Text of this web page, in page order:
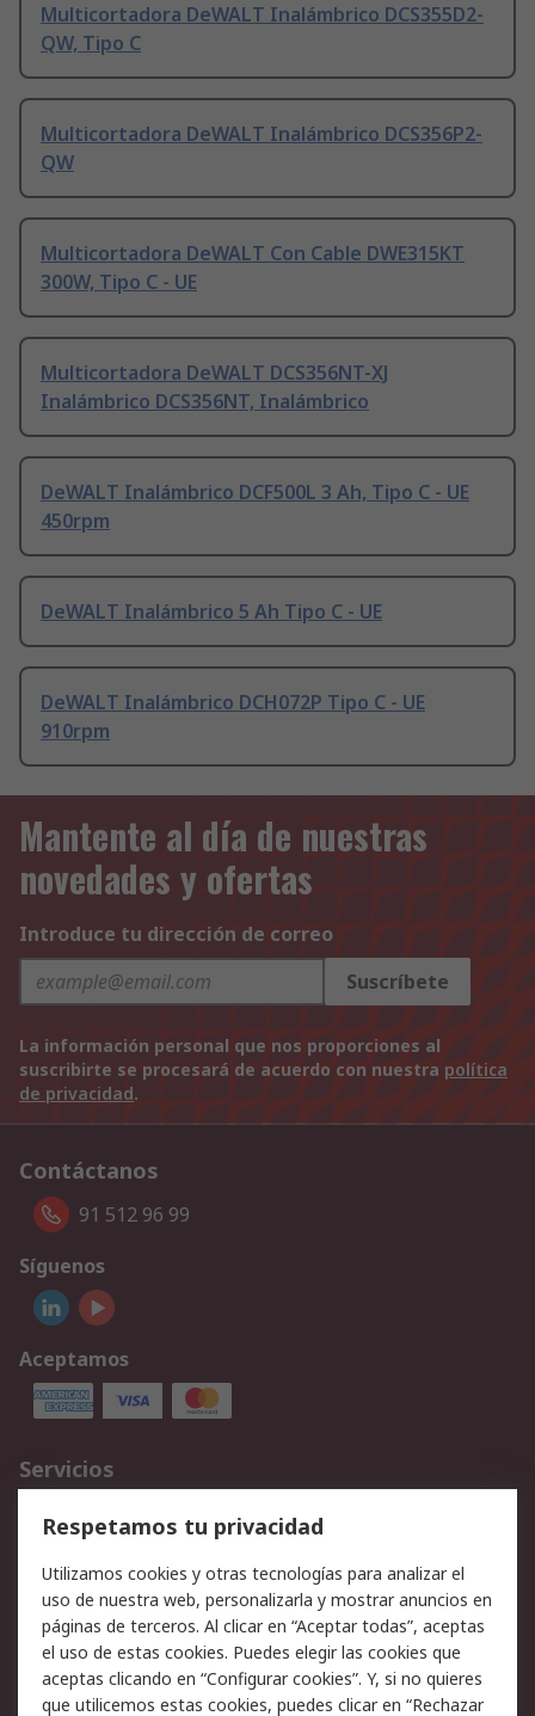
Multicortadora DeWALT Inalámbrico DCS355D2-
QW, Tipo C
Multicortadora DeWALT Inalámbrico DCS356P2-
QW
Multicortadora DeWALT Con Cable DWE315KT
300W, Tipo C - UE
Multicortadora DeWALT DCS356NT-XJ
Inalámbrico DCS356NT, Inalámbrico
DeWALT Inalámbrico DCF500L 3 Ah, Tipo C - UE
450rpm
DeWALT Inalámbrico 5 Ah Tipo C - UE
DeWALT Inalámbrico DCH072P Tipo C - UE
910rpm
Mantente al día de nuestras
novedades y ofertas
Introduce tu dirección de correo
Suscríbete
La información personal que nos proporciones al
suscribirte se procesará de acuerdo con nuestra política
de privacidad.
Contáctanos
91 512 96 99
Síguenos
Aceptamos
Servicios
Cómo realizar pedidos
Devoluciones
Facturación y pago
Ofertas
Soporte técnico
Legal
Aviso legal
Política de privacidad -
Respetamos tu privacidad
Utilizamos cookies y otras tecnologías para analizar el
uso de nuestra web, personalizarla y mostrar anuncios en
páginas de terceros. Al clicar en “Aceptar todas”, aceptas
el uso de estas cookies. Puedes elegir las cookies que
aceptas clicando en “Configurar cookies”. Y, si no quieres
que utilicemos estas cookies, puedes clicar en “Rechazar